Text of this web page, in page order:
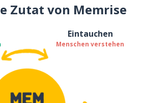
Zutat von Memrise
Eintauchen
Menschen verstehen